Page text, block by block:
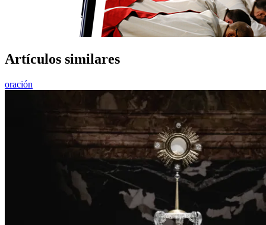
Artículos similares
oración